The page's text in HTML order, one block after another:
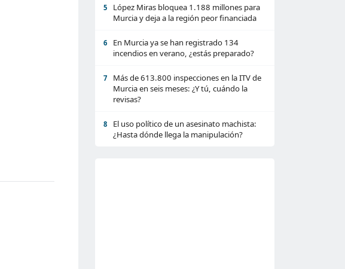
5
López Miras bloquea 1.188 millones para
Murcia y deja a la región peor financiada
6
En Murcia ya se han registrado 134
incendios en verano, ¿estás preparado?
7
Más de 613.800 inspecciones en la ITV de
Murcia en seis meses: ¿Y tú, cuándo la
revisas?
8
El uso político de un asesinato machista:
¿Hasta dónde llega la manipulación?